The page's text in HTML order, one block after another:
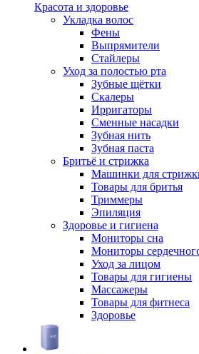
Красота и здоровье
Укладка волос
Фены
Выпрямители
Стайлеры
Уход за полостью рта
Зубные щётки
Скалеры
Ирригаторы
Сменные насадки
Зубная нить
Зубная паста
Бритьё и стрижка
Машинки для
Товары для бритья
Триммеры
Эпиляция
Здоровье и гигиена
Мониторы сна
Мониторы
Уход за лицом
Товары для гигиены
Массажеры
Товары для фитнеса
Здоровье